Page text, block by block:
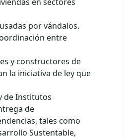
por vándalos.
entre
y constructores de
la iniciativa de ley que
de Institutos
de
tales como
Sustentable,